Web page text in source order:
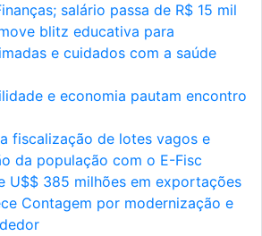
salário passa de R$ 15 mil
blitz educativa para
e cuidados com a saúde
e economia pautam encontro
fiscalização de lotes vagos e
da população com o E-Fisc
U$$ 385 milhões em exportações
Contagem por modernização e